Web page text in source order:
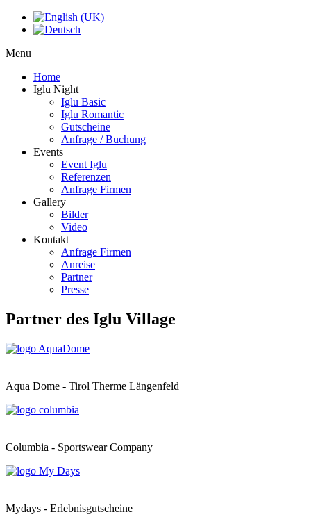
Menu
Home
Iglu Night
Iglu Basic
Iglu Romantic
Gutscheine
Anfrage / Buchung
Events
Event Iglu
Referenzen
Anfrage Firmen
Gallery
Bilder
Video
Kontakt
Anfrage Firmen
Anreise
Partner
Presse
Partner des Iglu Village
Aqua Dome - Tirol Therme Längenfeld
Columbia - Sportswear Company
Mydays - Erlebnisgutscheine